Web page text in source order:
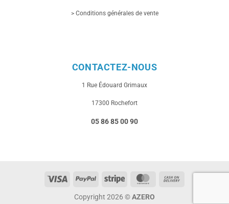
> Conditions générales de vente
CONTACTEZ-NOUS
1 Rue Édouard Grimaux
17300 Rochefort
05 86 85 00 90
Visa PayPal Stripe MasterCard
Delivery
Copyright 2026 ©AZERO